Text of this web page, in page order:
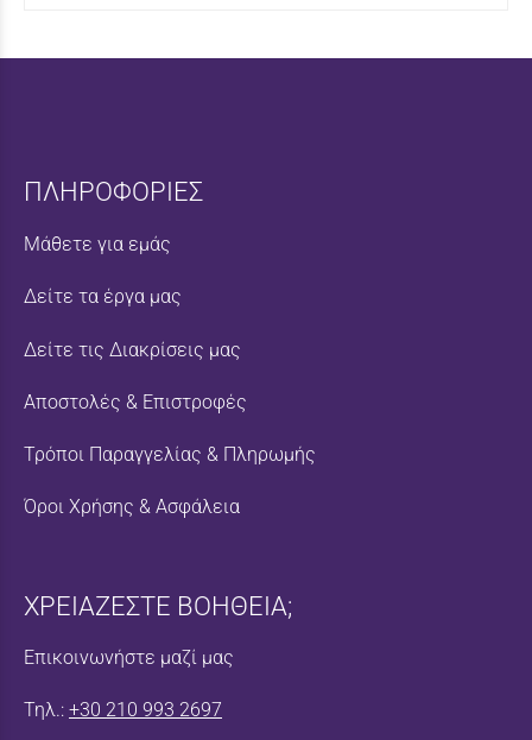
ΠΛΗΡΟΦΟΡΙΕΣ
Μάθετε για εμάς
Δείτε τα έργα μας
Δείτε τις Διακρίσεις μας
Αποστολές & Επιστροφές
Τρόποι Παραγγελίας & Πληρωμής
Όροι Χρήσης & Ασφάλεια
ΧΡΕΙΑΖΕΣΤΕ ΒΟΗΘΕΙΑ;
Επικοινωνήστε μαζί μας
Τηλ.: +30 210 993 2697